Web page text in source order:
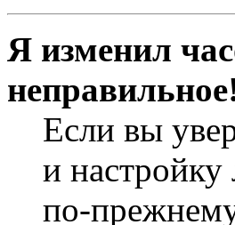
Я изменил
Если вы
и настройку
по-